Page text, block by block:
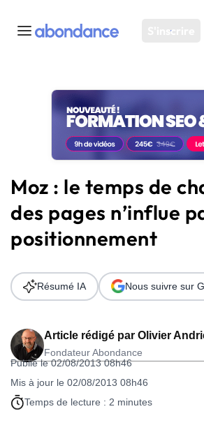
S'inscrire
Toutes les actus
Actus SEO
Plateforme
Solutions
Ressources
Audit SEO
Moz : le temps de
des pages n’influe
positionnement
Article rédigé par Olivier
Fondateur Abondance
Publié le 02/08/2013 08h46
Mis à jour le 02/08/2013 08h46
Temps de lecture : 2 minutes
Résumé IA Nous suivre sur